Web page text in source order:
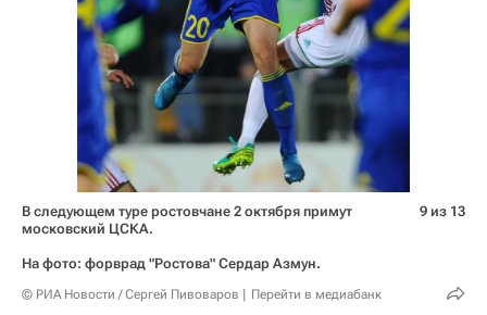
В следующем туре ростовчане 2 октября примут
московский ЦСКА.
На фото: форврад "Ростова" Сердар Азмун.
© РИА Новости / Сергей Пивоваров Перейти в медиабанк
9 из 13